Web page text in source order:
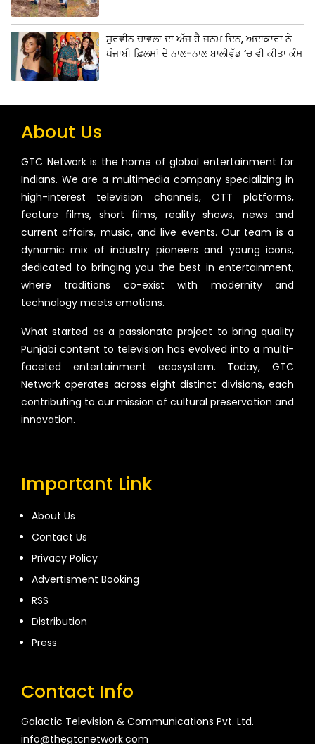
ਸੁਰਵੀਨ ਚਾਵਲਾ ਦਾ ਅੱਜ ਹੈ ਜਨਮ ਦਿਨ, ਅਦਾਕਾਰਾ ਨੇ
ਪੰਜਾਬੀ ਫ਼ਿਲਮਾਂ ਦੇ ਨਾਲ-ਨਾਲ ਬਾਲੀਵੁੱਡ ‘ਚ ਵੀ ਕੀਤਾ ਕੰਮ
About Us
GTC Network is the home of global entertainment for
Indians. We are a multimedia company specializing in
high-interest television channels, OTT platforms,
feature films, short films, reality shows, news and
current affairs, music, and live events. Our team is a
dynamic mix of industry pioneers and young icons,
dedicated to bringing you the best in entertainment,
where traditions co-exist with modernity and
technology meets emotions.
What started as a passionate project to bring quality
Punjabi content to television has evolved into a multi-
faceted entertainment ecosystem. Today, GTC
Network operates across eight distinct divisions, each
contributing to our mission of cultural preservation and
innovation.
Important Link
About Us
Contact Us
Privacy Policy
Advertisment Booking
RSS
Distribution
Press
Contact Info
Galactic Television & Communications Pvt. Ltd.
info@thegtcnetwork.com